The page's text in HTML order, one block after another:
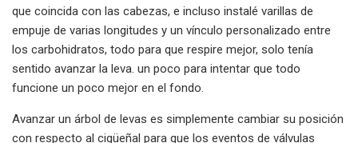
que coincida con las cabezas, e incluso instalé varillas de
empuje de varias longitudes y un vínculo personalizado entre
los carbohidratos, todo para que respire mejor, solo tenía
sentido avanzar la leva. un poco para intentar que todo
funcione un poco mejor en el fondo.
Avanzar un árbol de levas es simplemente cambiar su posición
con respecto al cigüeñal para que los eventos de válvulas